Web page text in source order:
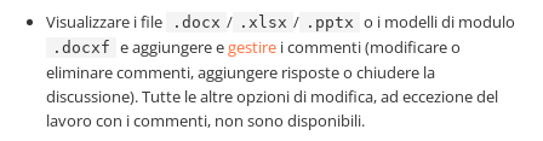
Visualizzare i file
.docx / .xlsx / .pptx o i modelli di modulo
.docxf e aggiungere egestire i commenti (modificare o
eliminare commenti, aggiungere risposte o chiudere la
discussione). Tutte le altre opzioni di modifica, ad eccezione del
lavoro con i commenti, non sono disponibili.